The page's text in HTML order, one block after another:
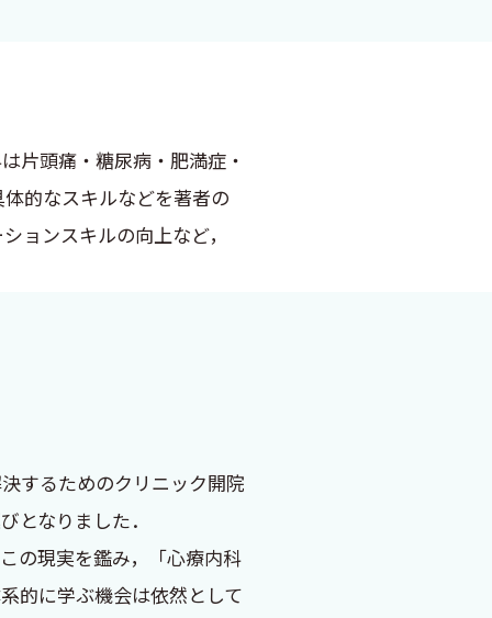
た本書は「心療内科への入
みならず、心理社会的要因
に本書の核心となるのは
者と共に納得できる説明
理解・納得できるもの』
病名告知ではなく、患者
頭痛など検査で異常が見
片頭痛・糖尿病・肥満症・
的なスキルなどを著者の
ョンスキルの向上など，
するためのクリニック開院
となりました．
の現実を鑑み，「心療内科
的に学ぶ機会は依然として